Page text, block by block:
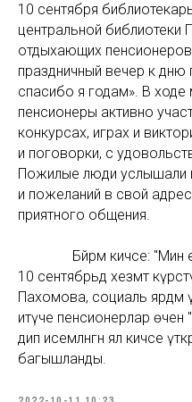
10 сентября
центральной библиотеки
отдыхающих
праздничный вечер к
спасибо я годам». В
пенсионеры активно
конкурсах, играх и
и поговорки, с
Пожилые люди услышали
и пожеланий в свой
приятного общения.
Бәйрәм кичәсе:
10 сентябрьдә хезмәт
Пахомова, социаль ярдәм
итүче пенсионерлар өчен
дип исемләнгән ял кичәсе
багышланды.